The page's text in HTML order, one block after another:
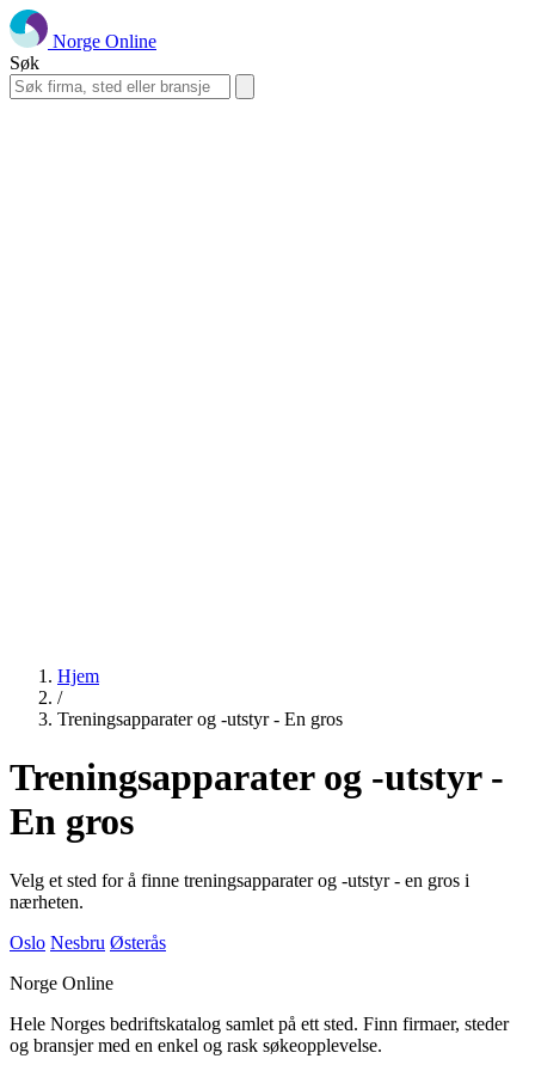
Norge Online
Søk
Hjem
/
Treningsapparater og -utstyr - En gros
Treningsapparater og -utstyr -
En gros
Velg et sted for å finne treningsapparater og -utstyr - en gros i
nærheten.
Oslo Nesbru Østerås
Norge Online
Hele Norges bedriftskatalog samlet på ett sted. Finn firmaer, steder
og bransjer med en enkel og rask søkeopplevelse.